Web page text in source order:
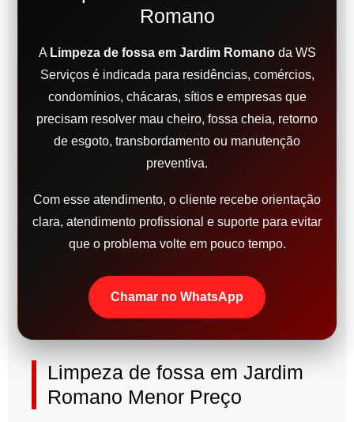
Romano
A Limpeza de fossa em Jardim Romanoda WS
Serviços é indicada para residências, comércios,
condomínios, chácaras, sítios e empresas que
precisam resolver mau cheiro, fossa cheia, retorno
de esgoto, transbordamento ou manutenção
preventiva.
Com esse atendimento, o cliente recebe orientação
clara, atendimento profissional e suporte para evitar
que o problema volte em pouco tempo.
Chamar no WhatsApp
Limpeza de fossa em Jardim
Romano Menor Preço